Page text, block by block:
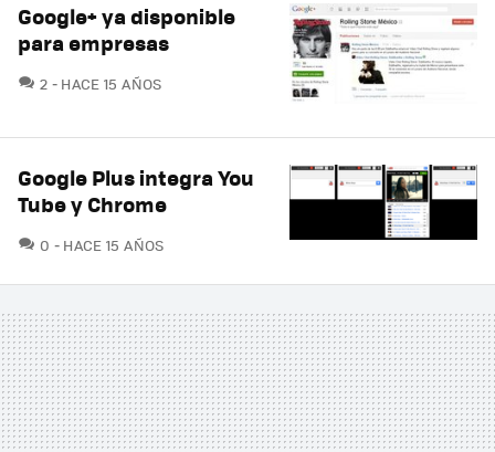
Google+ ya disponible
para empresas
2 COMENTARIOS
HACE 15 AÑOS
Google Plus integra You
Tube y Chrome
0 COMENTARIOS
HACE 15 AÑOS